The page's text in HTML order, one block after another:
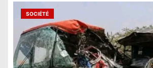
SOCIÉTÉ